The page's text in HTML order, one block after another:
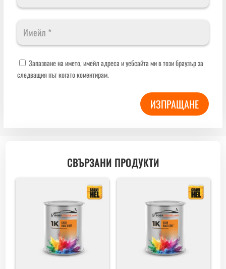
Запазване на името, имейл адреса и уебсайта ми в този браузър за
следващия път когато коментирам.
ИЗПРАЩАНЕ
СВЪРЗАНИ ПРОДУКТИ